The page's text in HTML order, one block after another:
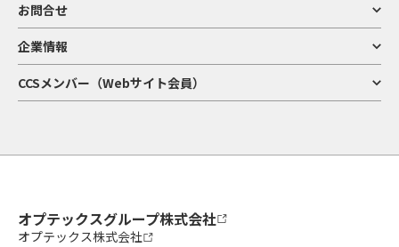
お問合せ
企業情報
CCSメンバー（Webサイト会員）
オプテックスグループ株式会社
オプテックス株式会社